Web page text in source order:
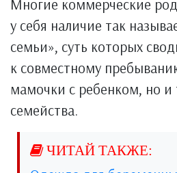
Многие коммерческие
у себя наличие так
семьи», суть которых
к совместному
мамочки с ребенком, но и
семейства.